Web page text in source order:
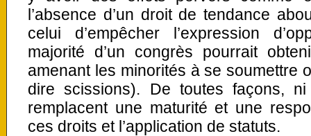
l’absence d’un droit de tendance
celui d’empêcher l’expression
majorité d’un congrès pourrait
amenant les minorités à se soumettre
dire scissions). De toutes façons,
remplacent une maturité et une
ces droits et l’application de statuts.